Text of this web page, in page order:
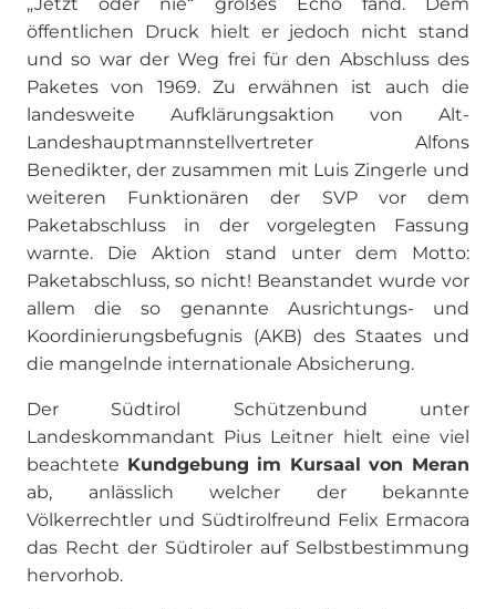
„Jetzt oder nie“ großes Echo fand. Dem
öffentlichen Druck hielt er jedoch nicht stand
und so war der Weg frei für den Abschluss des
Paketes von 1969. Zu erwähnen ist auch die
landesweite Aufklärungsaktion von Alt-
Landeshauptmannstellvertreter Alfons
Benedikter, der zusammen mit Luis Zingerle und
weiteren Funktionären der SVP vor dem
Paketabschluss in der vorgelegten Fassung
warnte. Die Aktion stand unter dem Motto:
Paketabschluss, so nicht! Beanstandet wurde vor
allem die so genannte Ausrichtungs- und
Koordinierungsbefugnis (AKB) des Staates und
die mangelnde internationale Absicherung.
Der Südtirol Schützenbund unter
Landeskommandant Pius Leitner hielt eine viel
beachtete Kundgebung im Kursaal von Meran
ab, anlässlich welcher der bekannte
Völkerrechtler und Südtirolfreund Felix Ermacora
das Recht der Südtiroler auf Selbstbestimmung
hervorhob.